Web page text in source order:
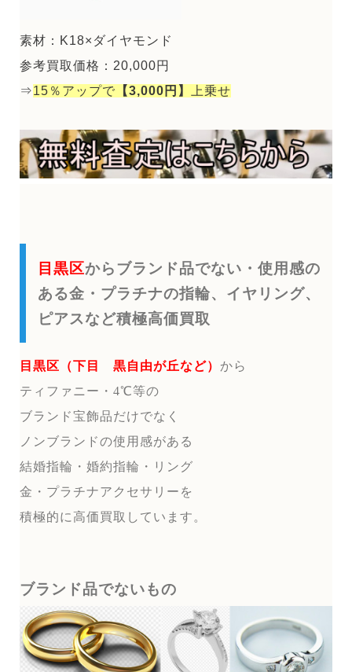
素材：K18×ダイヤモンド
参考買取価格：20,000円
⇒15％アップで 【3,000円】 上乗せ
目黒区からブランド品でない・使用感の
ある金・プラチナの指輪、イヤリング、
ピアスなど積極高価買取
目黒区（下目 黒自由が丘など） から
ティファニー・4℃等の
ブランド宝飾品だけでなく
ノンブランドの使用感がある
結婚指輪・婚約指輪・リング
金・プラチナアクセサリーを
積極的に高価買取しています。
ブランド品でないもの